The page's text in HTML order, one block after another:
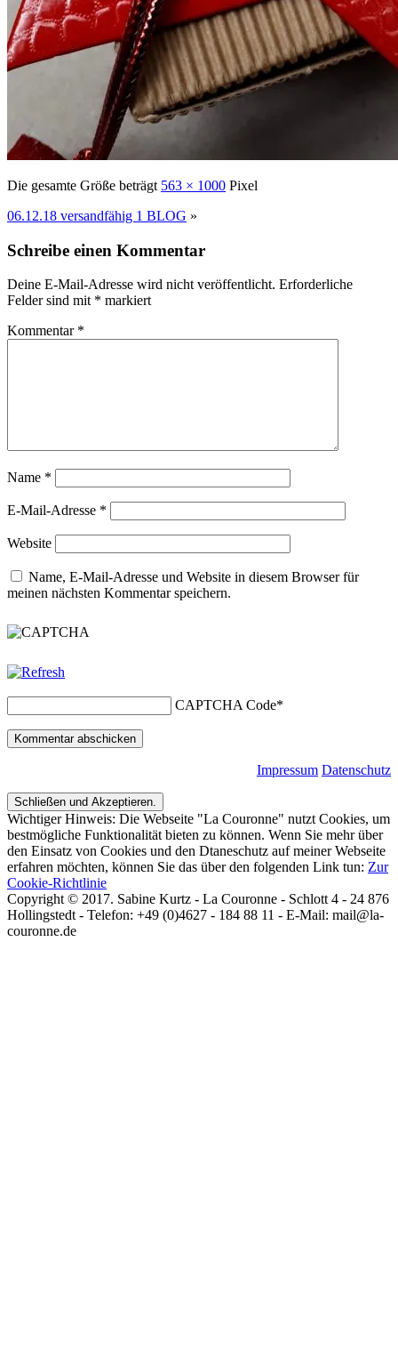
Die gesamte Größe beträgt 563 × 1000 Pixel
06.12.18 versandfähig 1 BLOG »
Schreibe einen Kommentar
Deine E-Mail-Adresse wird nicht veröffentlicht. Erforderliche
Felder sind mit * markiert
Kommentar *
Name *
E-Mail-Adresse *
Website
Name, E-Mail-Adresse und Website in diesem Browser für
meinen nächsten Kommentar speichern.
CAPTCHA Code*
Impressum Datenschutz
Wichtiger Hinweis: Die Webseite "La Couronne" nutzt Cookies, um
bestmögliche Funktionalität bieten zu können. Wenn Sie mehr über
den Einsatz von Cookies und den Dtaneschutz auf meiner Webseite
erfahren möchten, können Sie das über den folgenden Link tun: Zur
Cookie-Richtlinie
Copyright © 2017. Sabine Kurtz - La Couronne - Schlott 4 - 24 876
Hollingstedt - Telefon: +49 (0)4627 - 184 88 11 - E-Mail: mail@la-
couronne.de